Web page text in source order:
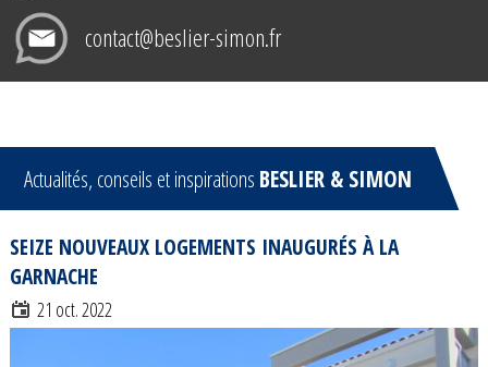
contact@beslier-simon.fr
Actualités, conseils et inspirations BESLIER & SIMON
SEIZE NOUVEAUX LOGEMENTS INAUGURÉS À LA
GARNACHE
21 oct. 2022